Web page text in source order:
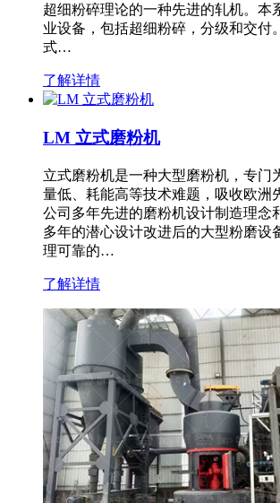
超细粉碎理论的一种先进的轧机。本
业设备，包括超细粉碎，分级和交付
式…
了解详情
LM 立式磨粉机
立式磨粉机是一种大型磨粉机，专门
量低、耗能高等技术难题，吸收欧洲
公司多年先进的磨粉机设计制造理念
多年的潜心设计改进后的大型粉磨设
理可靠的…
了解详情